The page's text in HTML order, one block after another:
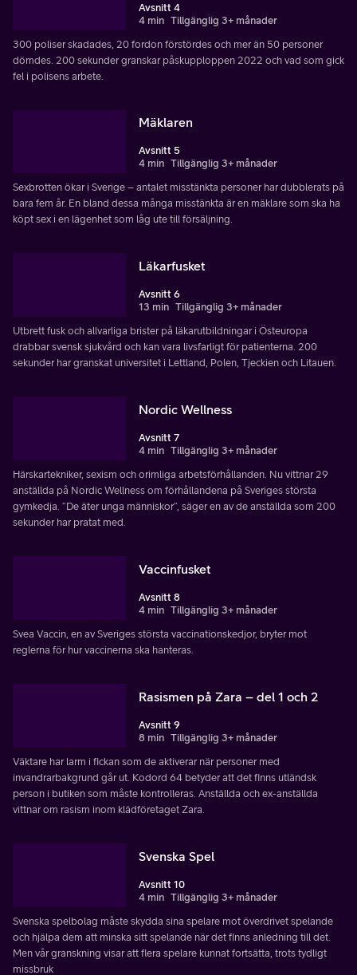
Avsnitt 4
4 min Tillgänglig 3+ månader
300 poliser skadades, 20 fordon förstördes och mer än 50 personer
dömdes. 200 sekunder granskar påskupploppen 2022 och vad som gick
fel i polisens arbete.
Mäklaren
Avsnitt 5
4 min Tillgänglig 3+ månader
Sexbrotten ökar i Sverige – antalet misstänkta personer har dubblerats på
bara fem år. En bland dessa många misstänkta är en mäklare som ska ha
köpt sex i en lägenhet som låg ute till försäljning.
Läkarfusket
Avsnitt 6
13 min Tillgänglig 3+ månader
Utbrett fusk och allvarliga brister på läkarutbildningar i Östeuropa
drabbar svensk sjukvård och kan vara livsfarligt för patienterna. 200
sekunder har granskat universitet i Lettland, Polen, Tjeckien och Litauen.
Nordic Wellness
Avsnitt 7
4 min Tillgänglig 3+ månader
Härskartekniker, sexism och orimliga arbetsförhållanden. Nu vittnar 29
anställda på Nordic Wellness om förhållandena på Sveriges största
gymkedja. ”De äter unga människor”, säger en av de anställda som 200
sekunder har pratat med.
Vaccinfusket
Avsnitt 8
4 min Tillgänglig 3+ månader
Svea Vaccin, en av Sveriges största vaccinationskedjor, bryter mot
reglerna för hur vaccinerna ska hanteras.
Rasismen på Zara – del 1 och 2
Avsnitt 9
8 min Tillgänglig 3+ månader
Väktare har larm i fickan som de aktiverar när personer med
invandrarbakgrund går ut. Kodord 64 betyder att det finns utländsk
person i butiken som måste kontrolleras. Anställda och ex-anställda
vittnar om rasism inom klädföretaget Zara.
Svenska Spel
Avsnitt 10
4 min Tillgänglig 3+ månader
Svenska spelbolag måste skydda sina spelare mot överdrivet spelande
och hjälpa dem att minska sitt spelande när det finns anledning till det.
Men vår granskning visar att flera spelare kunnat fortsätta, trots tydligt
missbruk